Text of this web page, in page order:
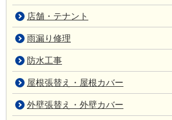
店舗・テナント
雨漏り修理
防水工事
屋根張替え・屋根カバー
外壁張替え・外壁カバー